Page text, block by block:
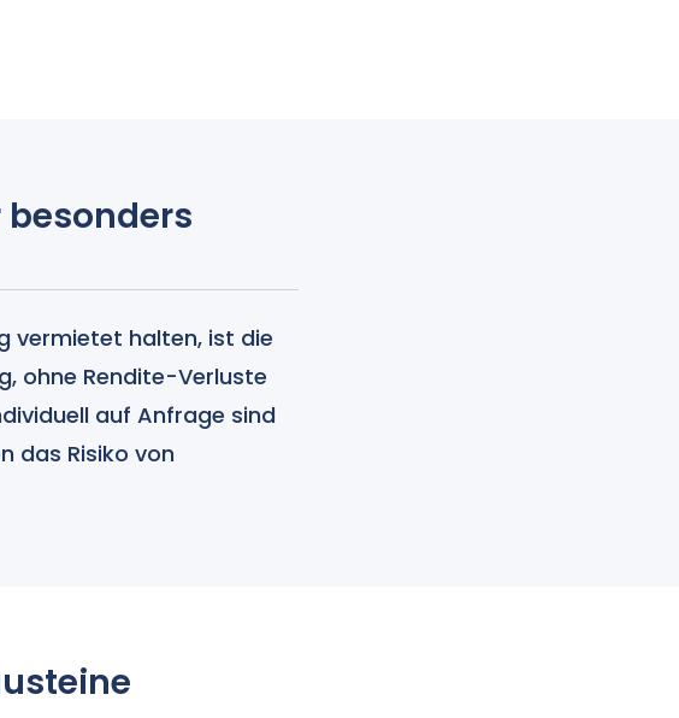
vermietet halten, ist die
ohne Rendite-Verluste
auf Anfrage sind
das Risiko von